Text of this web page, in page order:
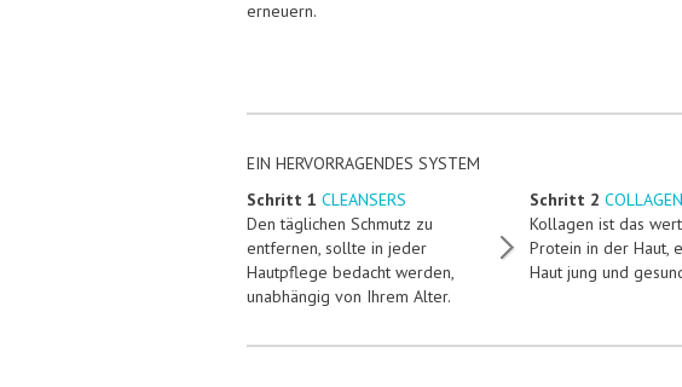
erneuern.
EIN HERVORRAGENDES SYSTEM
Schritt 1 CLEANSERS
Den täglichen Schmutz zu
entfernen, sollte in jeder
Hautpflege bedacht werden,
unabhängig von Ihrem Alter.
Schritt 2
Kollagen ist das
Protein in der Haut,
Haut jung und